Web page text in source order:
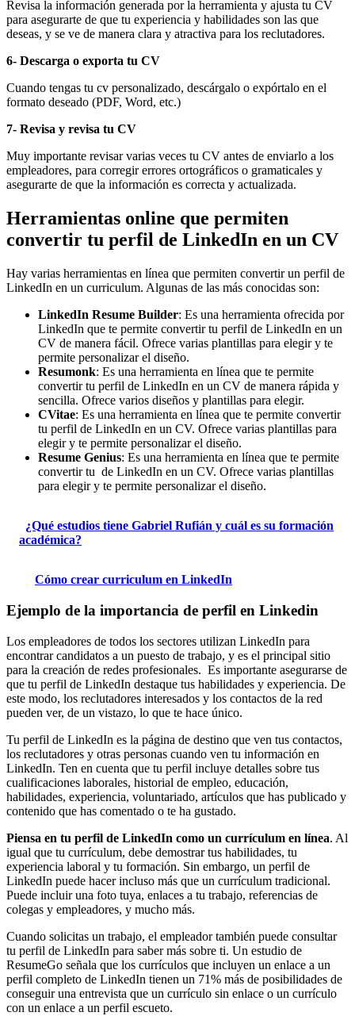
Revisa la información generada por la herramienta y ajusta tu CV
para asegurarte de que tu experiencia y habilidades son las que
deseas, y se ve de manera clara y atractiva para los reclutadores.
6- Descarga o exporta tu CV
Cuando tengas tu cv personalizado, descárgalo o expórtalo en el
formato deseado (PDF, Word, etc.)
7- Revisa y revisa tu CV
Muy importante revisar varias veces tu CV antes de enviarlo a los
empleadores, para corregir errores ortográficos o gramaticales y
asegurarte de que la información es correcta y actualizada.
Herramientas online que permiten
convertir tu perfil de LinkedIn en un CV
Hay varias herramientas en línea que permiten convertir un perfil de
LinkedIn en un curriculum. Algunas de las más conocidas son:
LinkedIn Resume Builder: Es una herramienta ofrecida por
LinkedIn que te permite convertir tu perfil de LinkedIn en un
CV de manera fácil. Ofrece varias plantillas para elegir y te
permite personalizar el diseño.
Resumonk: Es una herramienta en línea que te permite
convertir tu perfil de LinkedIn en un CV de manera rápida y
sencilla. Ofrece varios diseños y plantillas para elegir.
CVitae: Es una herramienta en línea que te permite convertir
tu perfil de LinkedIn en un CV. Ofrece varias plantillas para
elegir y te permite personalizar el diseño.
Resume Genius: Es una herramienta en línea que te permite
convertir tu de LinkedIn en un CV. Ofrece varias plantillas
para elegir y te permite personalizar el diseño.
¿Qué estudios tiene Gabriel Rufián y cuál es su formación
académica?
Cómo crear curriculum en LinkedIn
Ejemplo de la importancia de perfil en Linkedin
Los empleadores de todos los sectores utilizan LinkedIn para
encontrar candidatos a un puesto de trabajo, y es el principal sitio
para la creación de redes profesionales. Es importante asegurarse de
que tu perfil de LinkedIn destaque tus habilidades y experiencia. De
este modo, los reclutadores interesados y los contactos de la red
pueden ver, de un vistazo, lo que te hace único.
Tu perfil de LinkedIn es la página de destino que ven tus contactos,
los reclutadores y otras personas cuando ven tu información en
LinkedIn. Ten en cuenta que tu perfil incluye detalles sobre tus
cualificaciones laborales, historial de empleo, educación,
habilidades, experiencia, voluntariado, artículos que has publicado y
contenido que has comentado o te ha gustado.
Piensa en tu perfil de LinkedIn como un currículum en línea. Al
igual que tu currículum, debe demostrar tus habilidades, tu
experiencia laboral y tu formación. Sin embargo, un perfil de
LinkedIn puede hacer incluso más que un currículum tradicional.
Puede incluir una foto tuya, enlaces a tu trabajo, referencias de
colegas y empleadores, y mucho más.
Cuando solicitas un trabajo, el empleador también puede consultar
tu perfil de LinkedIn para saber más sobre ti. Un estudio de
ResumeGo señala que los currículos que incluyen un enlace a un
perfil completo de LinkedIn tienen un 71% más de posibilidades de
conseguir una entrevista que un currículo sin enlace o un currículo
con un enlace a un perfil escueto.